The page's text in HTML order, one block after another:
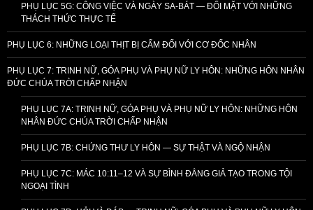
PHỤ LỤC 5G: CÔNG VIỆC VÀ NGÀY SA-BÁT — ĐỐI MẶT VỚI NHỮNG
THÁCH THỨC THỰC TẾ
PHỤ LỤC 6: NHỮNG LOẠI THỊT BỊ CẤM ĐỐI VỚI CƠ ĐỐC NHÂN
PHỤ LỤC 7: TRINH NỮ, GÓA PHỤ VÀ PHỤ NỮ LY HÔN: NHỮNG HÔN NHÂN
ĐỨC CHÚA TRỜI CHẤP NHẬN
PHỤ LỤC 7A: TRINH NỮ, GÓA PHỤ VÀ PHỤ NỮ LY HÔN: NHỮNG HÔN
NHÂN ĐỨC CHÚA TRỜI CHẤP NHẬN
PHỤ LỤC 7B: CHỨNG THƯ LY HÔN — SỰ THẬT VÀ NGỘ NHẬN
PHỤ LỤC 7C: MÁC 10:11–12 VÀ SỰ BÌNH ĐẲNG GIẢ TẠO TRONG TỘI
NGOẠI TÌNH